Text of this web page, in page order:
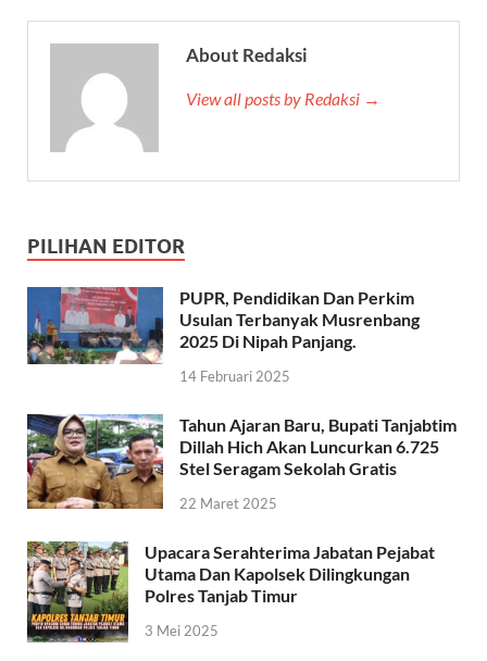
About Redaksi
View all posts by Redaksi →
PILIHAN EDITOR
PUPR, Pendidikan Dan Perkim
Usulan Terbanyak Musrenbang
2025 Di Nipah Panjang.
14 Februari 2025
Tahun Ajaran Baru, Bupati Tanjabtim
Dillah Hich Akan Luncurkan 6.725
Stel Seragam Sekolah Gratis
22 Maret 2025
Upacara Serahterima Jabatan Pejabat
Utama Dan Kapolsek Dilingkungan
Polres Tanjab Timur
3 Mei 2025